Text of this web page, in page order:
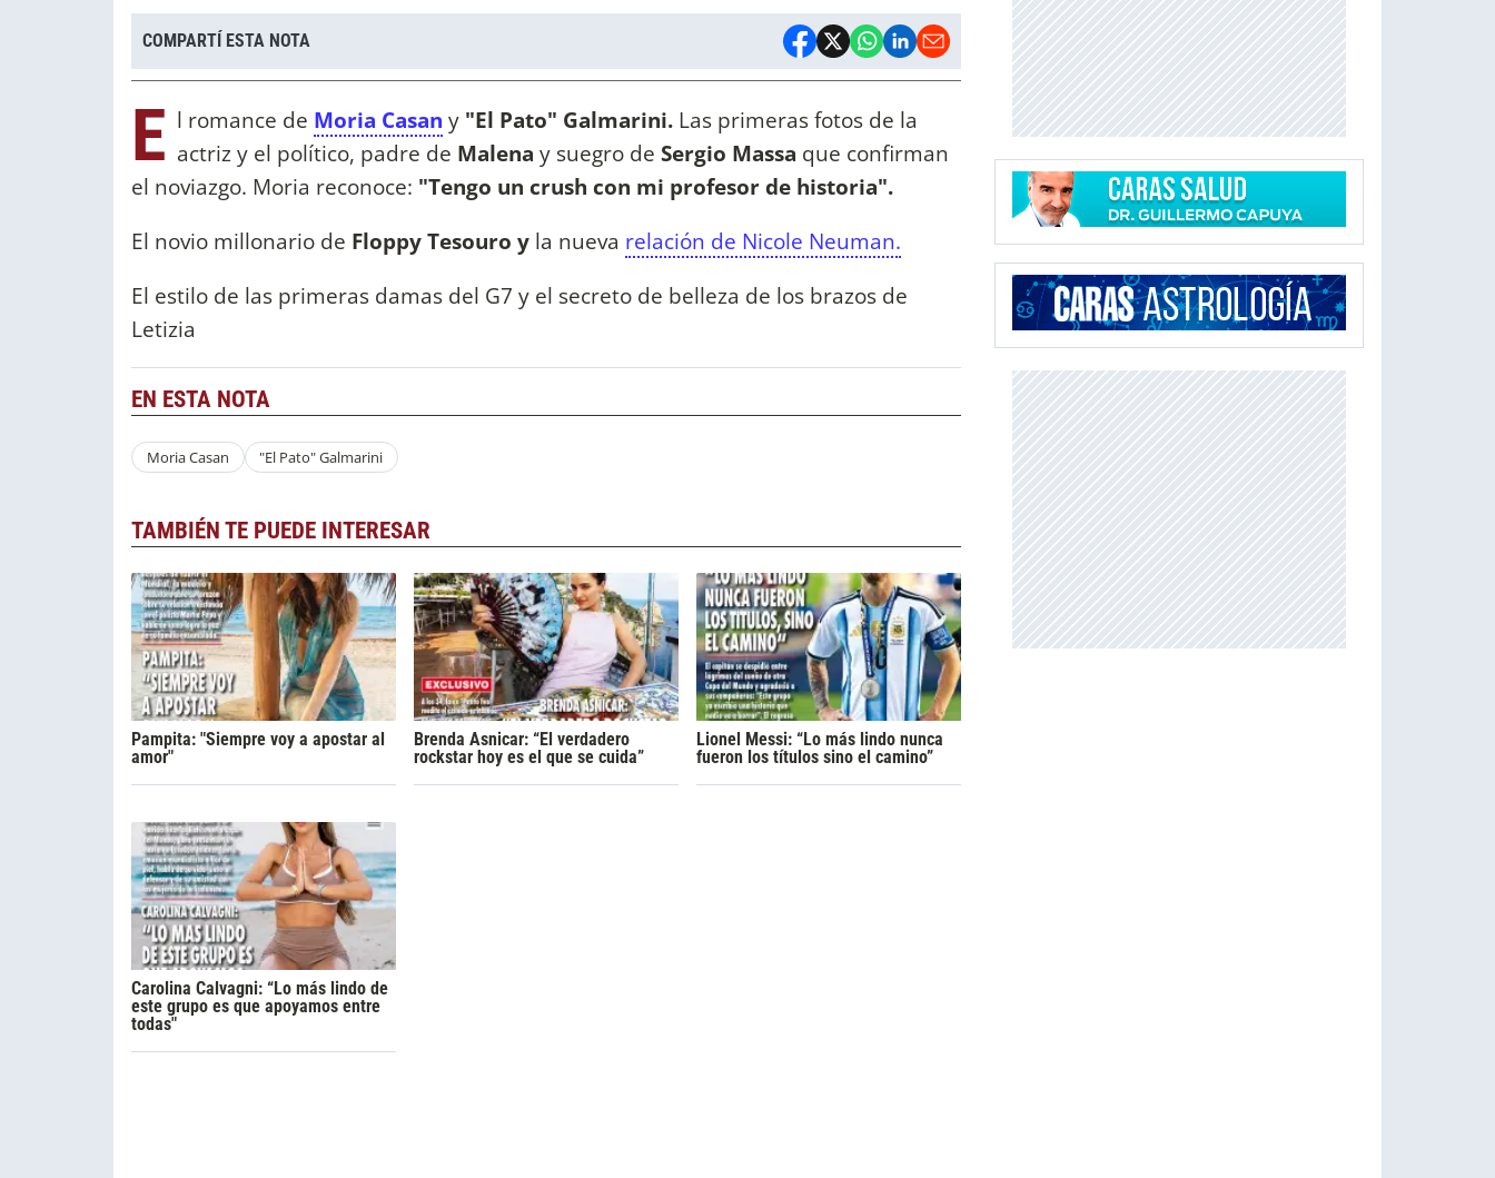
COMPARTÍ ESTA NOTA
E l romance de Moria Casan y "El Pato" Galmarini. Las primeras fotos de la
actriz y el político, padre de Malena y suegro de Sergio Massa que confirman
el noviazgo. Moria reconoce: "Tengo un crush con mi profesor de historia".
El novio millonario de Floppy Tesouro y la nueva relación de Nicole Neuman.
El estilo de las primeras damas del G7 y el secreto de belleza de los brazos de
Letizia
EN ESTA NOTA
Moria Casan "El Pato" Galmarini
TAMBIÉN TE PUEDE INTERESAR
Pampita: "Siempre voy a apostar al
amor"
Brenda Asnicar: “El verdadero
rockstar hoy es el que se cuida”
Lionel Messi: “Lo más lindo nunca
fueron los títulos sino el camino”
Carolina Calvagni: “Lo más lindo de
este grupo es que apoyamos entre
todas"